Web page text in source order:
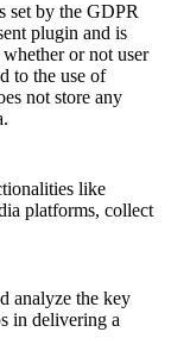
set by the GDPR
plugin and is
whether or not user
to the use of
not store any
like
platforms, collect
analyze the key
in delivering a